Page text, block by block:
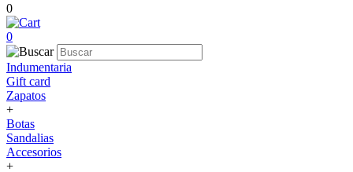
0
0
Indumentaria
Gift card
Zapatos
+
Botas
Sandalias
Accesorios
+